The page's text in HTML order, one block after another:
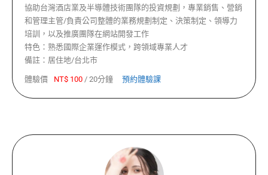
協助台灣酒店業及半導體技術團隊的投資規劃，專業銷售、營銷
和管理主管/負責公司整體的業務規劃制定、決策制定、領導力
培訓，以及推廣團隊在網站開發工作
特色： 熟悉國際企業運作模式，跨領域專業人才
備註： 居住地/台北市
體驗價 NT$ 100 / 20分鐘 預約體驗課